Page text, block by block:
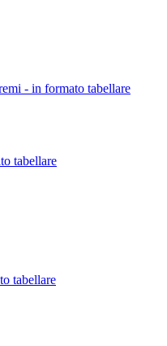
- in formato tabellare
tabellare
tabellare